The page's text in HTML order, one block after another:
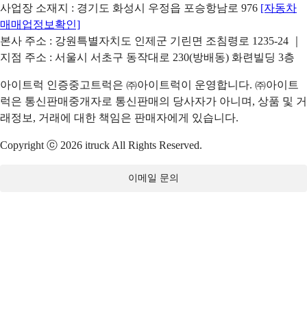
사업장 소재지 : 경기도 화성시 우정읍 포승항남로 976 [자동차
매매업정보확인]
본사 주소 : 강원특별자치도 인제군 기린면 조침령로 1235-24 ｜
지점 주소 : 서울시 서초구 동작대로 230(방배동) 화련빌딩 3층
아이트럭 인증중고트럭은 ㈜아이트럭이 운영합니다. ㈜아이트
럭은 통신판매중개자로 통신판매의 당사자가 아니며, 상품 및 거
래정보, 거래에 대한 책임은 판매자에게 있습니다.
Copyright ⓒ 2026 itruck All Rights Reserved.
이메일 문의